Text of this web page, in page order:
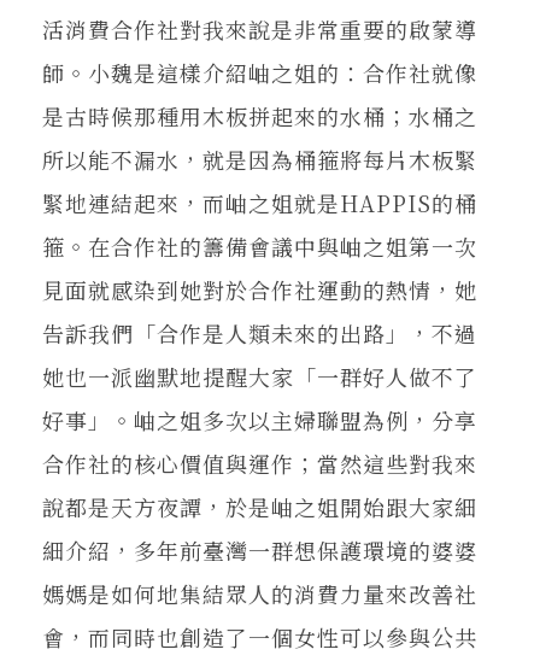
活消費合作社對我來說是非常重要的啟蒙導
師。小魏是這樣介紹岫之姐的：合作社就像
是古時候那種用木板拼起來的水桶；水桶之
所以能不漏水，就是因為桶箍將每片木板緊
緊地連結起來，而岫之姐就是HAPPIS的桶
箍。在合作社的籌備會議中與岫之姐第一次
見面就感染到她對於合作社運動的熱情，她
告訴我們「合作是人類未來的出路」，不過
她也一派幽默地提醒大家「一群好人做不了
好事」。岫之姐多次以主婦聯盟為例，分享
合作社的核心價值與運作；當然這些對我來
說都是天方夜譚，於是岫之姐開始跟大家細
細介紹，多年前臺灣一群想保護環境的婆婆
媽媽是如何地集結眾人的消費力量來改善社
會，而同時也創造了一個女性可以參與公共